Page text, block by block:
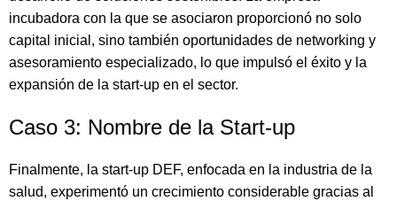
incubadora con la que se asociaron proporcionó no solo
capital inicial, sino también oportunidades de networking y
asesoramiento especializado, lo que impulsó el éxito y la
expansión de la start-up en el sector.
Caso 3: Nombre de la Start-up
Finalmente, la start-up DEF, enfocada en la industria de la
salud, experimentó un crecimiento considerable gracias al